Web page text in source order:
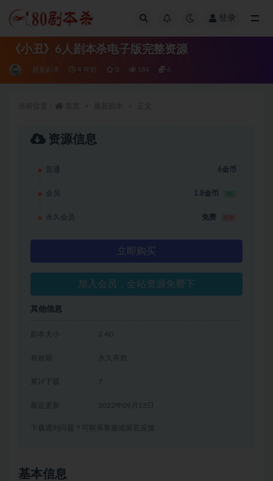
登录
《小丑》6人剧本杀电子版完整资源
最新剧本 4 年前 0 184 6
资源信息
普通 6金币
会员 1.8金币 3折
永久会员 免费
立即购买
加入会员，全站资源免费下
其他信息
剧本大小 2.4G
有效期 永久有效
累计下载 7
2022年09月13日
下载遇到问题？可联系客服或留言反馈
基本信息